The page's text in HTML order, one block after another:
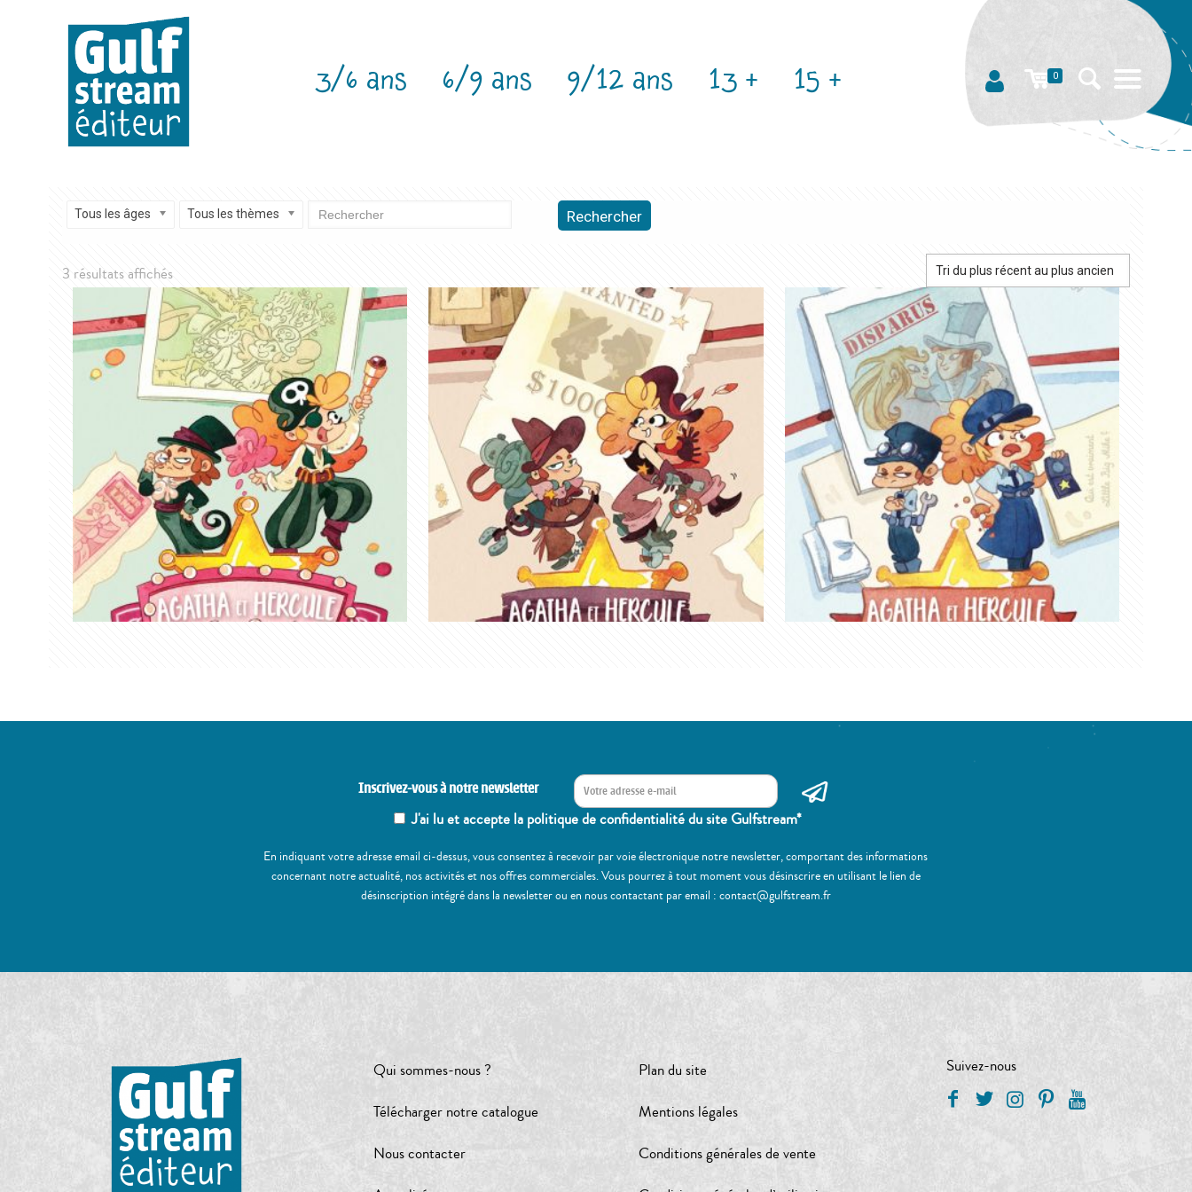
3/6 ans 6/9 ans 9/12 ans 13 + 15 + 0
Tous les âges Tous les thèmes Rechercher
3 résultats affichésTrié
du
plus
récent
plus
ancien
Inscrivez-vous à notre newsletter
J'ai lu et accepte la politique de confidentialité du site Gulfstream*
En indiquant votre adresse email ci-dessus, vous consentez à recevoir par voie électronique notre newsletter, comportant des informations
concernant notre actualité, nos activités et nos offres commerciales. Vous pourrez à tout moment vous désinscrire en utilisant le lien de
désinscription intégré dans la newsletter ou en nous contactant par email : contact@gulfstream.fr
Qui sommes-nous ?
Télécharger notre catalogue
Nous contacter
Plan du site
Mentions légales
Conditions générales de vente
Suivez-nous